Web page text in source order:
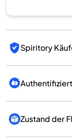
Spiritory
Zustand der